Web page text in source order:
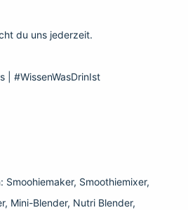
du uns jederzeit.
| #WissenWasDrinIst
Smoothiemixer,
Mini-Blender, Nutri Blender,